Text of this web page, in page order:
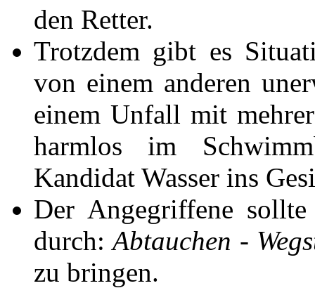
den Retter.
Trotzdem gibt es
von einem anderen
einem Unfall mit
harmlos im
Kandidat Wasser ins
Der Angegriffene
durch:Abtauchen -
zu bringen.